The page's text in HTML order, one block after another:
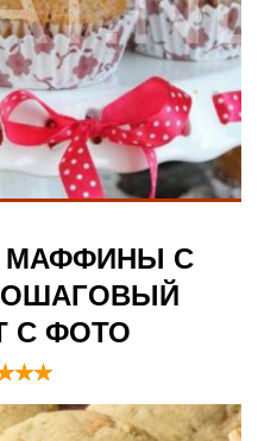
МАФФИНЫ С
С ФОТО